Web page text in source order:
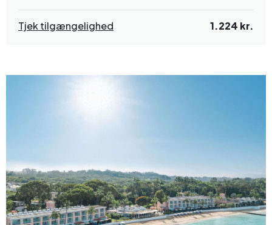
Tjek tilgængelighed 1.224 kr.